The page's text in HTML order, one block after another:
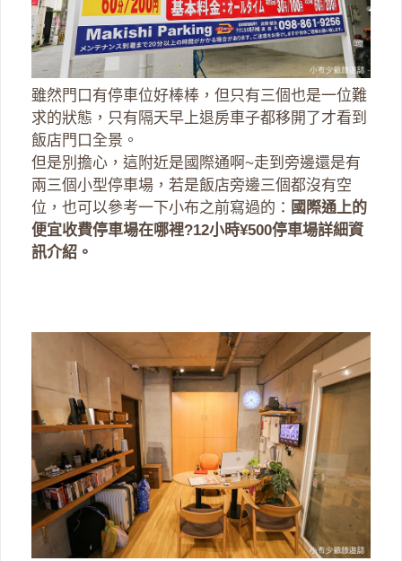
雖然門口有停車位好棒棒，但只有三個也是一位難
求的狀態，只有隔天早上退房車子都移開了才看到
飯店門口全景。
但是別擔心，這附近是國際通啊~走到旁邊還是有
兩三個小型停車場，若是飯店旁邊三個都沒有空
位，也可以參考一下小布之前寫過的： 國際通上的
便宜收費停車場在哪裡?12小時¥500停車場詳細資
訊介紹。